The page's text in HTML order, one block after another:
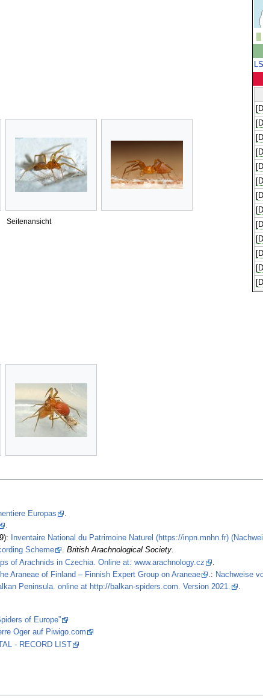
Seitenansicht
Europas
Inventaire National du Patrimoine Naturel (https://inpn.mnhn.fr)
Scheme . British Arachnological Society.
of Arachnids in Czechia. Online at: www.arachnology.cz
Araneae of Finland – Finnish Expert Group on Araneae .: Nachweise
Peninsula. online at http://balkan-spiders.com. Version 2021. .
of Europe”
Oger auf Piwigo.com
- RECORD LIST